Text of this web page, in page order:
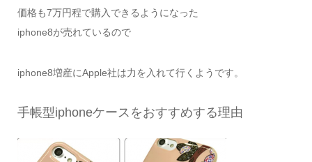
価格も7万円程で購入できるようになった
iphone8が売れているので
iphone8増産にApple社は力を入れて行くようです。
手帳型iphoneケースをおすすめする理由